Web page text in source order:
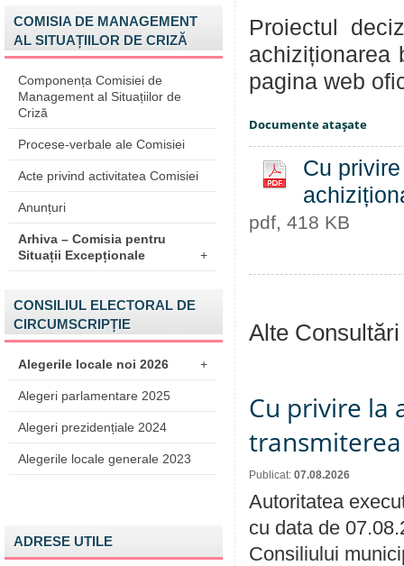
COMISIA DE MANAGEMENT
AL SITUAȚIILOR DE CRIZĂ
Componența Comisiei de
Management al Situațiilor de
Criză
Procese-verbale ale Comisiei
Acte privind activitatea Comisiei
Anunțuri
Arhiva – Comisia pentru
Situații Excepționale
+
CONSILIUL ELECTORAL DE
CIRCUMSCRIPȚIE
Alegerile locale noi 2026 +
Alegeri parlamentare 2025
Alegeri prezidențiale 2024
Alegerile locale generale 2023
ADRESE UTILE
Proiectul
achiziționarea
pagina web
Documente ataşate
Cu
pdf, 418 KB
Alte
Cu privire la
Publicat: 07.08.2026
Autoritatea
cu data de
Consiliului